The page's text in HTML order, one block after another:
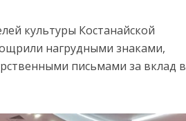
культуры Костанайской
нагрудными знаками,
письмами за вклад в